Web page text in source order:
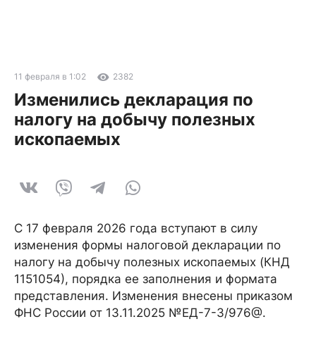
11 февраля в 1:02 2382
Изменились декларация по
налогу на добычу полезных
ископаемых
С 17 февраля 2026 года вступают в силу
изменения формы налоговой декларации по
налогу на добычу полезных ископаемых (КНД
1151054), порядка ее заполнения и формата
представления. Изменения внесены приказом
ФНС России от 13.11.2025 №ЕД-7-3/976@.